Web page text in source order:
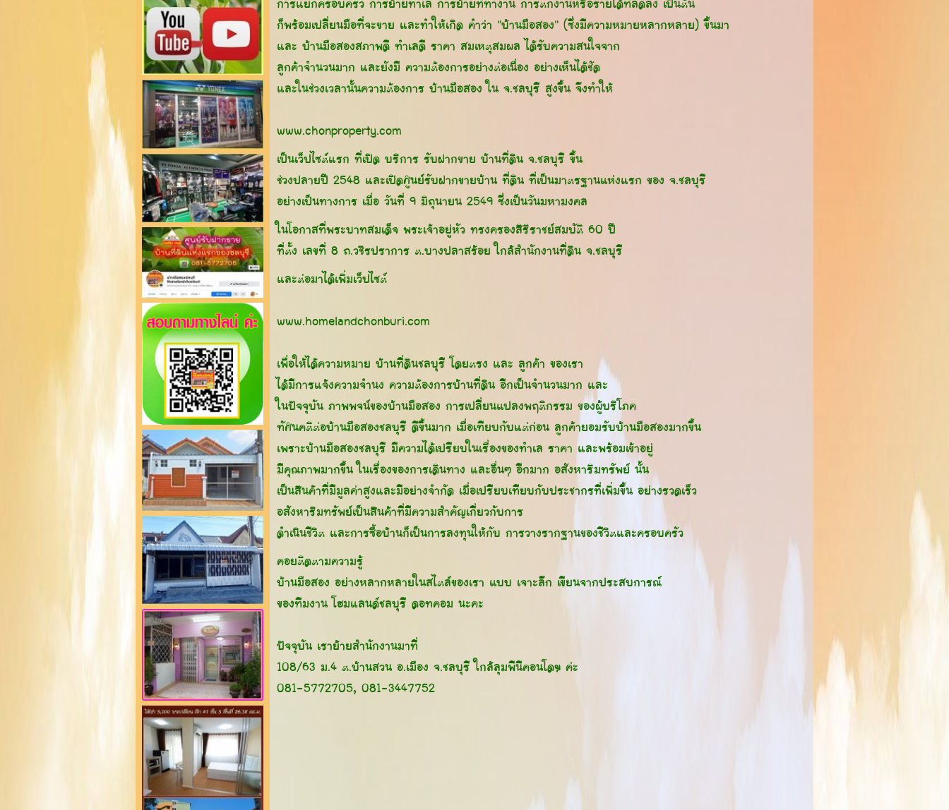
ก็พร้อมเปลี่ยนมือที่จะขาย และทำให้เกิด คำว่า "บ้านมือสอง" (ซึ่งมีความหมายหลากหลาย) ขึ้นมา
และ บ้านมือสองสภาพดี ทำเลดี ราคา สมเหตุสมผล ได้รับความสนใจจาก
ลูกค้าจำนวนมาก และยังมี ความต้องการอย่างต่อเนื่อง อย่างเห็นได้ชัด
และในช่วงเวลานั้นความต้องการ บ้านมือสอง ใน จ.ชลบุรี สูงขึ้น จึงทำให้
www.chonproperty.com
เป็นเว็ปไซต์แรก ที่เปิด บริการ รับฝากขาย บ้านที่ดิน จ.ชลบุรี ขึ้น
ช่วงปลายปี 2548 และเปิดศูนย์รับฝากขายบ้าน ที่ดิน ที่เป็นมาตรฐานแห่งแรก ของ จ.ชลบุรี
อย่างเป็นทางการ เมื่อ วันที่ 9 มิถุนายน 2549 ซึ่งเป็นวันมหามงคล
ในโอกาสที่พระบาทสมเด็จ พระเจ้าอยู่หัว ทรงครองสิริราชย์สมบัติ 60 ปี
ที่ตั้ง เลขที่ 8 ถ.วชิรปราการ ต.บางปลาสร้อย ใกล้สำนักงานที่ดิน จ.ชลบุรี
และต่อมาได้เพิ่มเว็ปไซต์
www.homelandchonburi.com
เพื่อให้ได้ความหมาย บ้านที่ดินชลบุรี โดยตรง และ ลูกค้า ของเรา
ได้มีการแจ้งความจำนง ความต้องการบ้านที่ดิน อีกเป็นจำนวนมาก และ
ในปัจจุบัน ภาพพจน์ของบ้านมือสอง การเปลี่ยนแปลงพฤติกรรม ของผู้บริโภค
ทัศนคติต่อบ้านมือสองชลบุรี ดีขึ้นมาก เมื่อเทียบกับแต่ก่อน ลูกค้ายอมรับบ้านมือสองมากขึ้น
เพราะบ้านมือสองชลบุรี มีความได้เปรียบในเรื่องของทำเล ราคา และพร้อมเข้าอยู่
มีคุณภาพมากขึ้น ในเรื่องของการเดินทาง และอื่นๆ อีกมาก อสังหาริมทรัพย์ นั้น
เป็นสินค้าที่มีมูลค่าสูงและมีอย่างจำกัด เมื่อเปรียบเทียบกับประชากรที่เพิ่มขึ้น อย่างรวดเร็ว
อสังหาริมทรัพย์เป็นสินค้าที่มีความสำคัญเกี่ยวกับการ
ดำเนินชีวิต และการซื้อบ้านก็เป็นการลงทุนให้กับ การวางรากฐานของชีวิตและครอบครัว
คอยติดตามความรู้
บ้านมือสอง อย่างหลากหลายในสไตล์ของเรา แบบ เจาะลึก เขียนจากประสบการณ์
ของทีมงาน โฮมแลนด์ชลบุรี ดอทคอม นะคะ
ปัจจุบัน เราย้ายสำนักงานมาที่
108/63 ม.4 ต.บ้านสวน อ.เมือง จ.ชลบุรี ใกล้ลุมพีนีคอนโดฯ ค่ะ
081-5772705, 081-3447752